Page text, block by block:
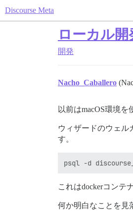
Discourse Meta
ローカル
開発
Nacho_Caballero
以前はmacOS環境
ウィザードのウェル
す。
これはdockerコンテ
何か明白なことを見